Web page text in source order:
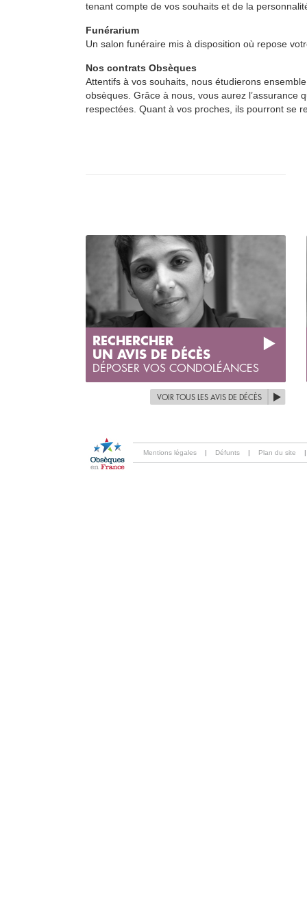
tenant compte de vos souhaits et de la
Funérarium
Un salon funéraire mis à disposition où repose
Nos contrats Obsèques
Attentifs à vos souhaits, nous étudierons
obsèques. Grâce à nous, vous aurez l’assurance
respectées. Quant à vos proches, ils pourront se
RECHERCHER
UN AVIS DE DÉCÈS
DÉPOSER VOS CONDOLÉANCES
VOIR TOUS LES AVIS DE DÉCÈS
Mentions légales | Défunts | Plan du site |